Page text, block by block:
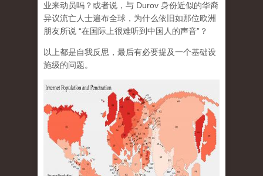
业来动员吗？或者说，与 Durov 身份近似的华裔
异议流亡人士遍布全球，为什么依旧如那位欧洲
朋友所说 “在国际上很难听到中国人的声音”？
以上都是自我反思，最后有必要提及一个基础设
施级的问题。